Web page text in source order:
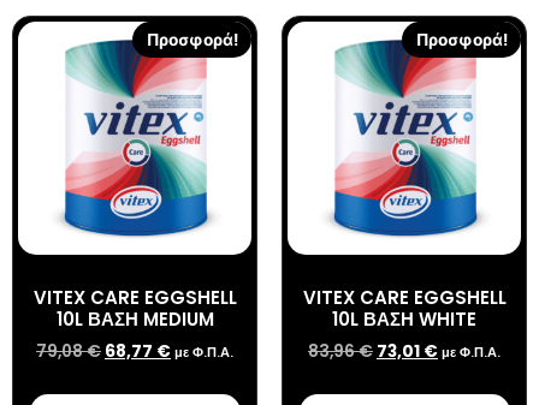
Προσφορά!
VITEX CARE EGGSHELL
10L ΒΑΣΗ MEDIUM
79,08€ 68,77 €με Φ.Π.Α.
Προσφορά!
VITEX CARE EGGSHELL
10L ΒΑΣΗ WHITE
83,96€ 73,01 €με Φ.Π.Α.